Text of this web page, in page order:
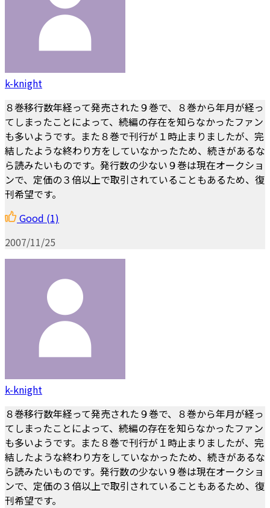
k-knight
８巻移行数年経って発売された９巻で、８巻から年月が経っ
てしまったことによって、続編の存在を知らなかったファン
も多いようです。また８巻で刊行が１時止まりましたが、完
結したような終わり方をしていなかったため、続きがあるな
ら読みたいものです。発行数の少ない９巻は現在オークショ
ンで、定価の３倍以上で取引されていることもあるため、復
刊希望です。
Good (1)
2007/11/25
k-knight
８巻移行数年経って発売された９巻で、８巻から年月が経っ
てしまったことによって、続編の存在を知らなかったファン
も多いようです。また８巻で刊行が１時止まりましたが、完
結したような終わり方をしていなかったため、続きがあるな
ら読みたいものです。発行数の少ない９巻は現在オークショ
ンで、定価の３倍以上で取引されていることもあるため、復
刊希望です。